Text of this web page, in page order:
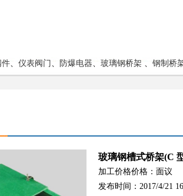
件、 仪表阀门 、 防爆电器、 玻璃钢桥架 、 钢制桥
玻璃钢槽式桥架(C
加工价格价格：面议
发布时间：2017/4/21